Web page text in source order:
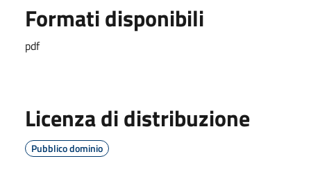
Formati disponibili
pdf
Licenza di distribuzione
Pubblico dominio